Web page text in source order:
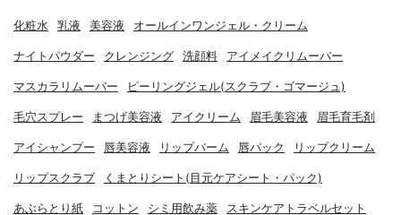
化粧水 乳液 美容液 オールインワンジェル・クリーム
ナイトパウダー クレンジング 洗顔料 アイメイクリムーバー
マスカラリムーバー ピーリングジェル(スクラブ・ゴマージュ)
毛穴スプレー まつげ美容液 アイクリーム 眉毛美容液 眉毛育毛剤
アイシャンプー 唇美容液 リップバーム 唇パック リップクリーム
リップスクラブ くまとりシート(目元ケアシート・パック)
あぶらとり紙 コットン シミ用飲み薬 スキンケアトラベルセット